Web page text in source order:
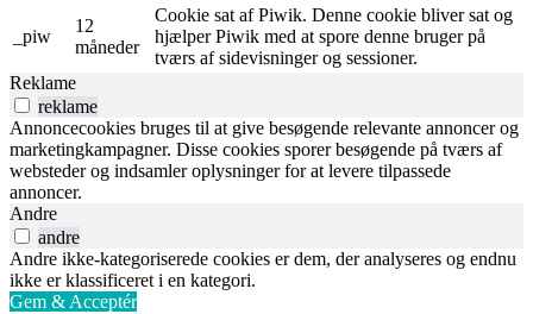
_piw
12
måneder
Cookie sat af Piwik. Denne cookie bliver sat og
hjælper Piwik med at spore denne bruger på
tværs af sidevisninger og sessioner.
Reklame
reklame
Annoncecookies bruges til at give besøgende relevante annoncer og
marketingkampagner. Disse cookies sporer besøgende på tværs af
websteder og indsamler oplysninger for at levere tilpassede
annoncer.
Andre
andre
Andre ikke-kategoriserede cookies er dem, der analyseres og endnu
ikke er klassificeret i en kategori.
Gem & Acceptér